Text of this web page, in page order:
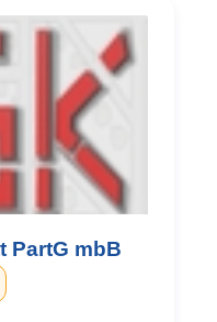
PartG mbB